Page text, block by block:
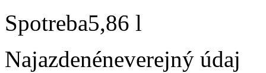
Spotreba5,86 l
Najazdenéneverejný údaj